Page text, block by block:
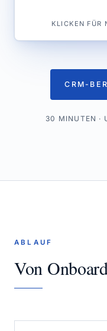
KLICKEN FÜR
CRM-
30 MINUTEN ·
ABLAUF
Von